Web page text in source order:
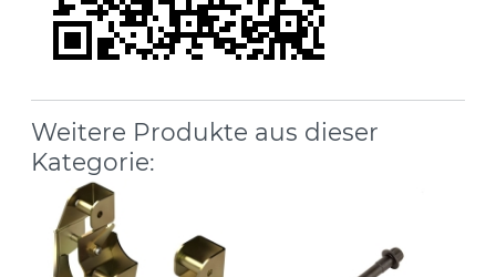
Weitere Produkte aus dieser
Kategorie: